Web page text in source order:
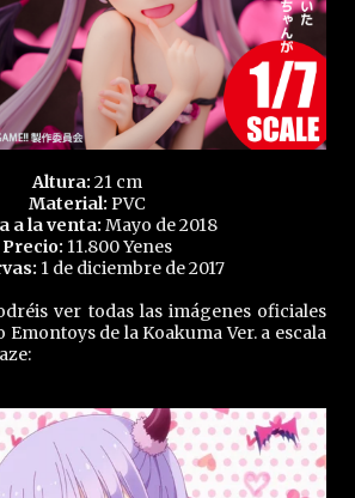
Altura: 21 cm
Material: PVC
a la venta: Mayo de 2018
Precio: 11.800 Yenes
1 de diciembre de 2017
ver todas las imágenes oficiales
de la Koakuma Ver. a escala